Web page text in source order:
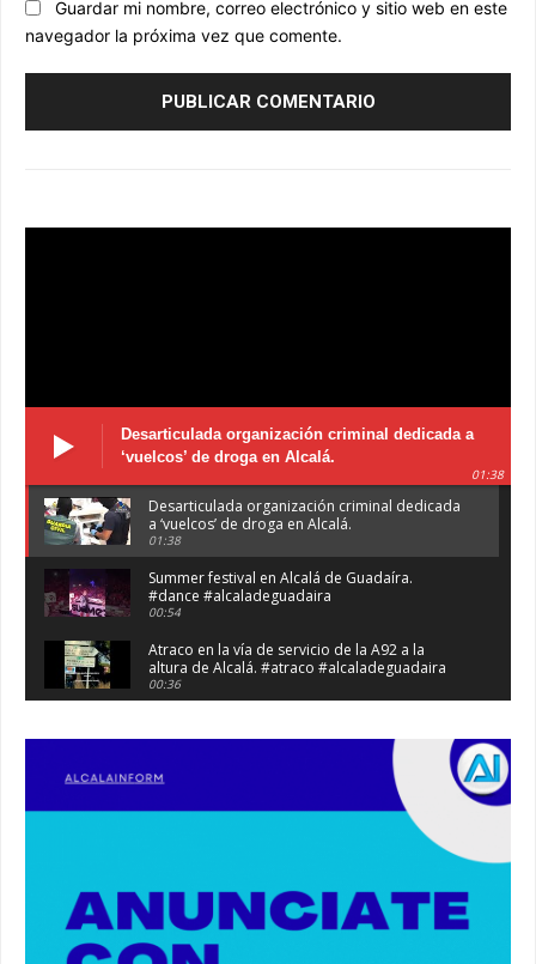
Guardar mi nombre, correo electrónico y sitio web en este
navegador la próxima vez que comente.
Desarticulada organización criminal dedicada a
‘vuelcos’ de droga en Alcalá.
01:38
Desarticulada organización criminal dedicada
a ‘vuelcos’ de droga en Alcalá.
01:38
Summer festival en Alcalá de Guadaíra.
#dance #alcaladeguadaira
00:54
Atraco en la vía de servicio de la A92 a la
altura de Alcalá. #atraco #alcaladeguadaira
00:36
Alcalá. #policia #narcos
Primeras 191 viviendas VPO en Alcalá de
Guadaíra. #alcaladeguadaira #vivienda #vpo
Premio de Medio Ambiente para el CEIP San
Mateo. #alcaladeguadaira #premios #colegio